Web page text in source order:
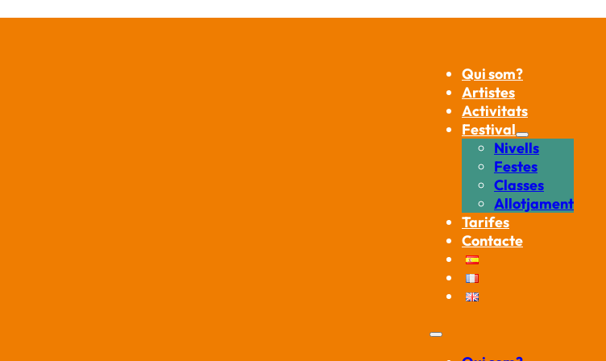
Qui som?
Artistes
Activitats
Festival
Nivells
Festes
Classes
Allotjament
Tarifes
Contacte